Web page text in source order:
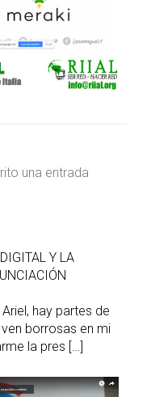
una entrada
Y LA
hay partes de
borrosas en mi
la pres […]